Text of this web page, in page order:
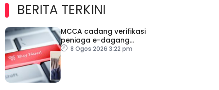
BERITA TERKINI
MCCA cadang verifikasi
peniaga e-dagang
tangani lambakan
8 Ogos 2026 3:22 pm